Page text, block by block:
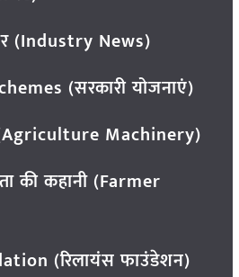
(Industry News)
(सरकारी योजनाएं)
(Agriculture Machinery)
की कहानी (Farmer
(रिलायंस फाउंडेशन)